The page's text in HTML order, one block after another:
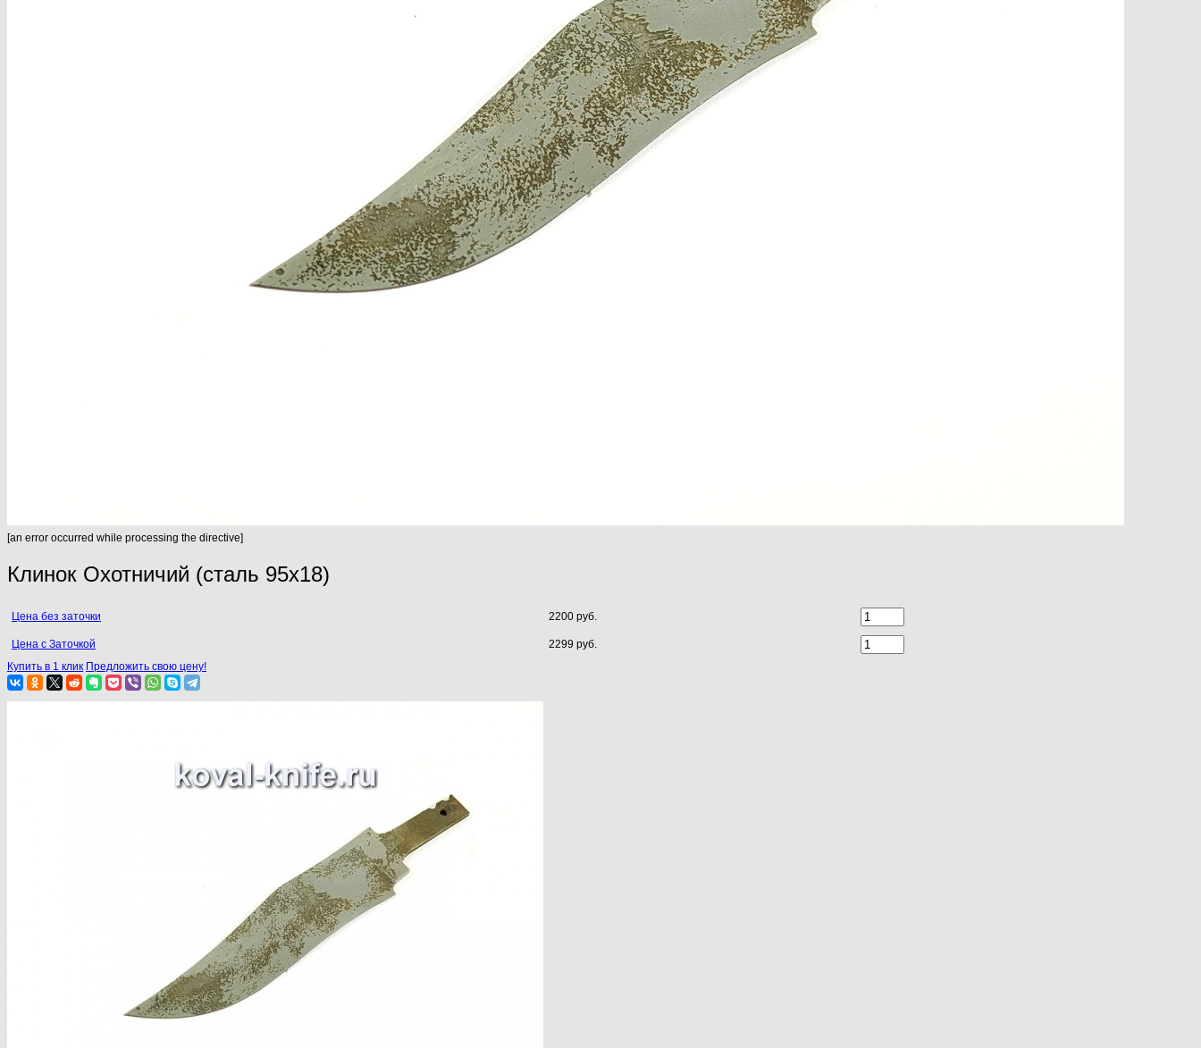
[an error occurred while processing the directive]
Клинок Охотничий (сталь 95х18)
Цена без заточки 2200 руб.
Цена с Заточкой
2299 руб.
Купить в 1 клик Предложить свою цену!